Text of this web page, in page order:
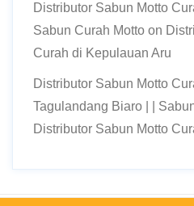
Distributor Sabun Motto
Sabun Curah Motto on
Curah di Kepulauan Aru
Distributor Sabun Motto
Tagulandang Biaro | |
Distributor Sabun Motto